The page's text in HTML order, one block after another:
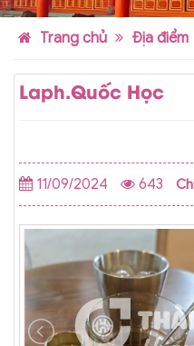
Trang chủ Địa điểm
Laph.Quốc Học
11/09/2024 643